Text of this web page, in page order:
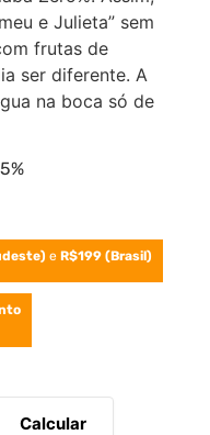
e Julieta” sem
frutas de
ser diferente. A
na boca só de
5%
eR$199 (Brasil)
Calcular